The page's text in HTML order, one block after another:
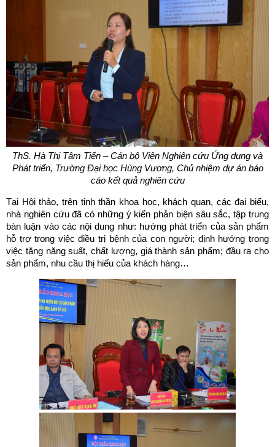
ThS. Hà Thị Tâm Tiến – Cán bộ Viện Nghiên cứu Ứng dụng và
Phát triển, Trường Đại học Hùng Vương, Chủ nhiệm dự án báo
cáo kết quả nghiên cứu
Tại Hội thảo, trên tinh thần khoa học, khách quan, các đại biểu,
nhà nghiên cứu đã có những ý kiến phản biện sâu sắc, tập trung
bàn luận vào các nội dung như: hướng phát triển của sản phẩm
hỗ trợ trong việc điều trị bệnh của con người; định hướng trong
việc tăng năng suất, chất lượng, giá thành sản phẩm; đầu ra cho
sản phẩm, nhu cầu thị hiếu của khách hàng…